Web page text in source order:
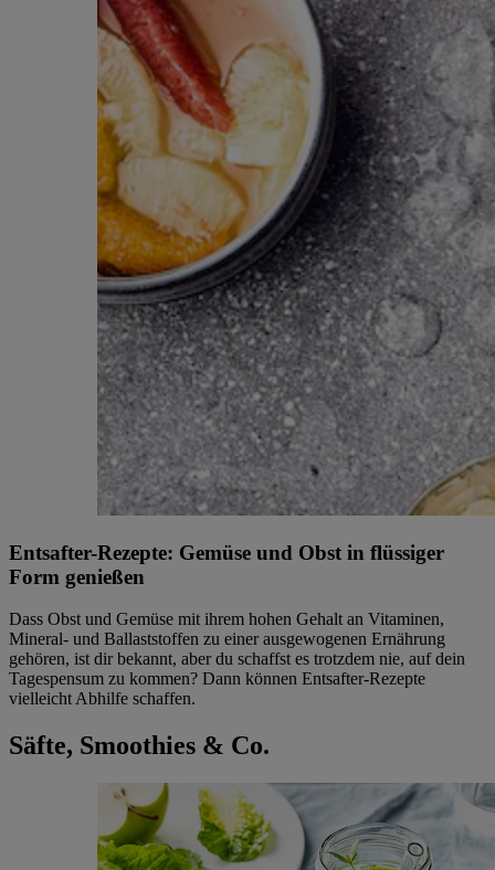
Entsafter-Rezepte: Gemüse und Obst in flüssiger
Form genießen
Dass Obst und Gemüse mit ihrem hohen Gehalt an Vitaminen,
Mineral- und Ballaststoffen zu einer ausgewogenen Ernährung
gehören, ist dir bekannt, aber du schaffst es trotzdem nie, auf dein
Tagespensum zu kommen? Dann können Entsafter-Rezepte
vielleicht Abhilfe schaffen.
Säfte, Smoothies & Co.